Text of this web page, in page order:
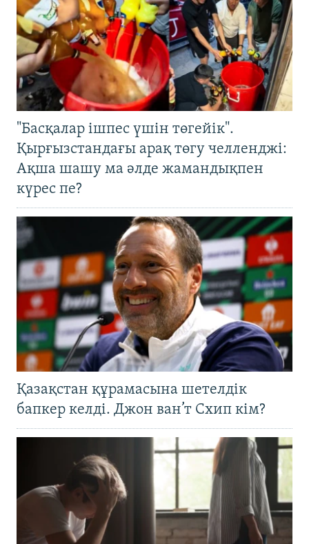
"Басқалар ішпес үшін төгейік".
Қырғызстандағы арақ төгу челленджі:
Ақша шашу ма әлде жамандықпен
күрес пе?
Қазақстан құрамасына шетелдік
бапкер келді. Джон ван’т Схип кім?